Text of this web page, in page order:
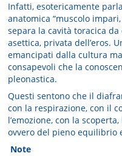
Infatti, esotericamente
anatomica “muscolo
separa la cavità toracica
asettica, privata dell’eros.
emancipati dalla cultura
consapevoli che la
pleonastica.
Questi sentono che il
con la respirazione, con il
l’emozione, con la
ovvero del pieno equilibrio
Note